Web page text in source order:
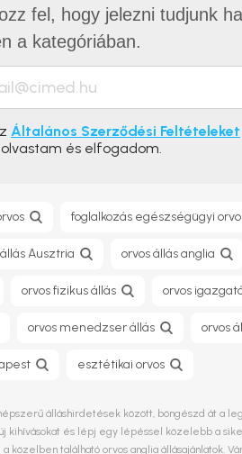
fel, hogy jelezni tudjunk
a kategóriában.
Általános Szerződési Feltételeket
és elfogadom.
foglalkozás egészségügyi
Ausztria orvos állás anglia
orvos fizikus állás orvos
orvos menedzser állás orvos
esztétikai orvos
álláshirdetések között, böngészd át
kihívásokat és lépj egy lépéssel közelebb a
a közelben található orvos anglia állásajánlatok.